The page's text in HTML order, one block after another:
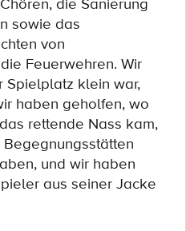
sowie das
von
Feuerwehren. Wir
klein war,
haben geholfen, wo
rettende Nass kam,
und wir haben
aus seiner Jacke